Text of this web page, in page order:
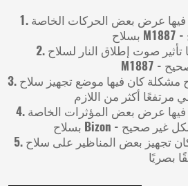
1. تم إصلاح مشكلة كان يتم فيها عرض بعض الحركات الخاصة
2. تم إصلاح مشكلة كان فيها تأثير صوت إطلاق النار لسلاح
3. تم إصلاح مشكلة كان فيها موضع تجهيز سلاح HK416 - C-type
4. تم إصلاح مشكلة كان يتم فيها عرض بعض المؤثرات الخاصة
5. تم إصلاح مشكلة كان تجهيز بعض المناظير على سلاح MCX -